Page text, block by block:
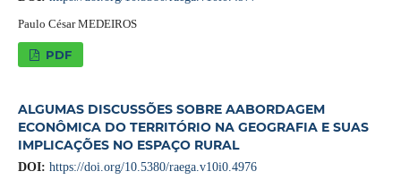
Paulo César MEDEIROS
PDF
ALGUMAS DISCUSSÕES SOBRE AABORDAGEM
ECONÔMICA DO TERRITÓRIO NA GEOGRAFIA E SUAS
IMPLICAÇÕES NO ESPAÇO RURAL
DOI: https://doi.org/10.5380/raega.v10i0.4976